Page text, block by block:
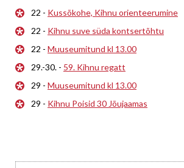
22 - Kussõkohe, Kihnu orienteerumine
22 - Kihnu suve süda kontsertõhtu
22 - Muuseumitund kl 13.00
29.-30. - 59. Kihnu regatt
29 - Muuseumitund kl 13.00
29 - Kihnu Poisid 30 Jõujaamas